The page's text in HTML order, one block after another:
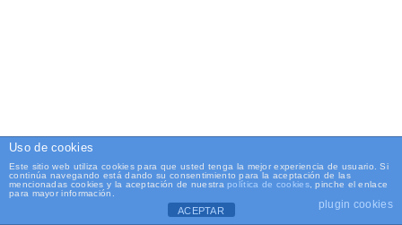
Uso de cookies
Este sitio web utiliza cookies para que usted tenga la mejor experiencia de usuario. Si
continúa navegando está dando su consentimiento para la aceptación de las
mencionadas cookies y la aceptación de nuestrapolítica de cookies, pinche el enlace
para mayor información.
plugin cookies
ACEPTAR